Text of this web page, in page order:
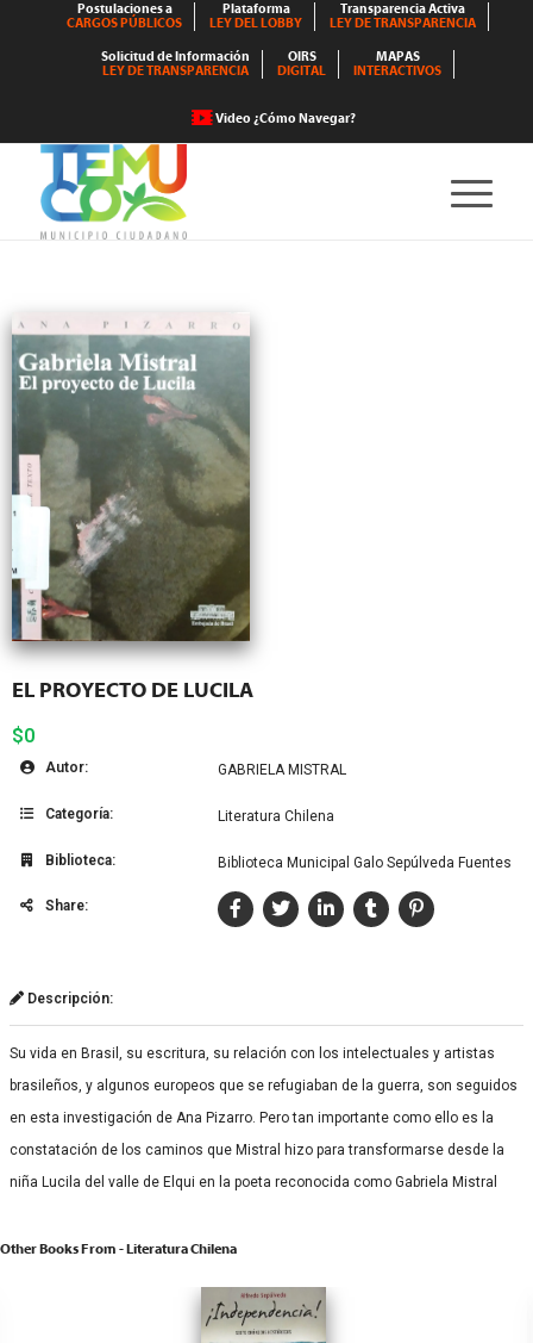
Postulaciones a
CARGOS PÚBLICOS
Plataforma
LEY DEL LOBBY
Transparencia Activa
LEY DE TRANSPARENCIA
Solicitud de Información
LEY DE TRANSPARENCIA
OIRS
DIGITAL
MAPAS
INTERACTIVOS
Video ¿Cómo Navegar?
EL PROYECTO DE LUCILA
$0
Autor: GABRIELA MISTRAL
Categoría: Literatura Chilena
Biblioteca: Biblioteca Municipal Galo Sepúlveda Fuentes
Share:
Descripción:
Su vida en Brasil, su escritura, su relación con los intelectuales y artistas
brasileños, y algunos europeos que se refugiaban de la guerra, son seguidos
en esta investigación de Ana Pizarro. Pero tan importante como ello es la
constatación de los caminos que Mistral hizo para transformarse desde la
niña Lucila del valle de Elqui en la poeta reconocida como Gabriela Mistral
Other Books From - Literatura Chilena